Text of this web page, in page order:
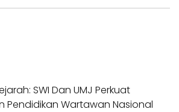
SWI Dan UMJ Perkuat
Pendidikan Wartawan Nasional